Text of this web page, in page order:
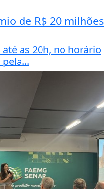
de R$ 20 milhões
as 20h, no horário